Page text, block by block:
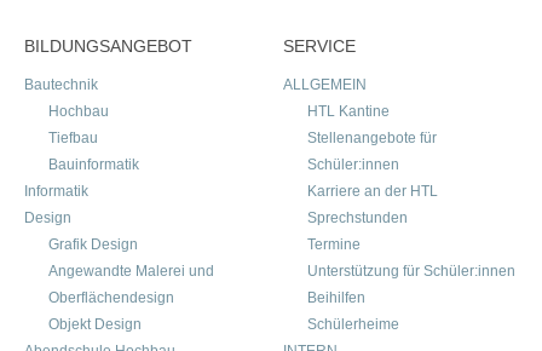
BILDUNGSANGEBOT
Bautechnik
Hochbau
Tiefbau
Bauinformatik
Informatik
Design
Grafik Design
Angewandte Malerei und
Oberflächendesign
Objekt Design
SERVICE
ALLGEMEIN
HTL Kantine
Stellenangebote für
Schüler:innen
Karriere an der HTL
Sprechstunden
Termine
Unterstützung für Schüler:innen
Beihilfen
Schülerheime